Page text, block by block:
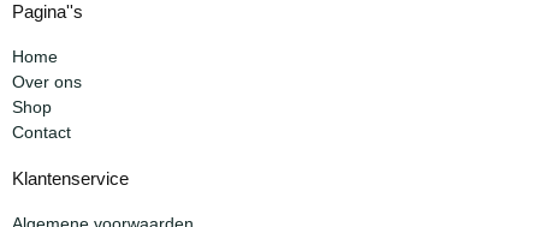
Pagina''s
Home
Over ons
Shop
Contact
Klantenservice